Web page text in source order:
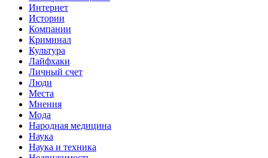
Интернет
Истории
Компании
Криминал
Культура
Лайфхаки
Личный счет
Люди
Места
Мнения
Мода
Народная медицина
Наука
Наука и техника